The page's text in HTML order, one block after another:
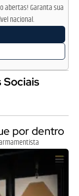
abertas! Garanta sua
nacional.
Sociais
por dentro